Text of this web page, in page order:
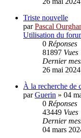
Triste nouvelle
parPascal
Utilisation du
0 Réponses
81897 Vues
Dernier
26 mai
À la recherche de
parGuerin » 04
0 Réponses
43449 Vues
Dernier
04 mars